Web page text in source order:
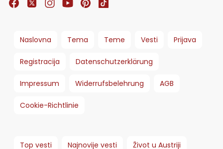
Naslovna Tema Teme Vesti Prijava
Registracija Datenschutzerklärung
Impressum Widerrufsbelehrung AGB
Cookie-Richtlinie
Top vesti Najnovije vesti Život u Austriji